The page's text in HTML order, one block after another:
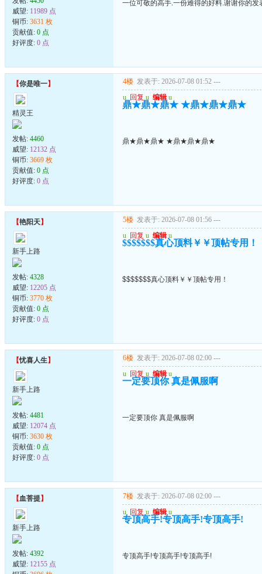
威望: 11989 点
铜币: 3631 枚
贡献值: 0 点
好评度: 0 点
一位可敬的高手.一份难得的好料.谢谢你的发
【你是唯一】
精灵王
发帖: 4460
威望: 12132 点
铜币: 3669 枚
贡献值: 0 点
好评度: 0 点
4楼 发表于: 2026-07-08 01:52 ---
u 回复 u 编辑 u
鼎★鼎★鼎★ ★鼎★鼎★鼎★
鼎★鼎★鼎★ ★鼎★鼎★鼎★
【艳阳天】
新手上路
发帖: 4328
威望: 12205 点
铜币: 3770 枚
贡献值: 0 点
好评度: 0 点
5楼 发表于: 2026-07-08 01:56 ---
u 回复 u 编辑 u
$$$$$$$真心顶料￥￥顶帖专用！
$$$$$$$真心顶料￥￥顶帖专用！
【忧喜人生】
新手上路
发帖: 4481
威望: 12074 点
铜币: 3630 枚
贡献值: 0 点
好评度: 0 点
6楼 发表于: 2026-07-08 02:00 ---
u 回复 u 编辑 u
一定要顶你 真是佩服啊
一定要顶你 真是佩服啊
【血菩提】
新手上路
发帖: 4392
威望: 12155 点
7楼 发表于: 2026-07-08 02:00 ---
u 回复 u 编辑 u
专顶高手!专顶高手!专顶高手!
专顶高手!专顶高手!专顶高手!